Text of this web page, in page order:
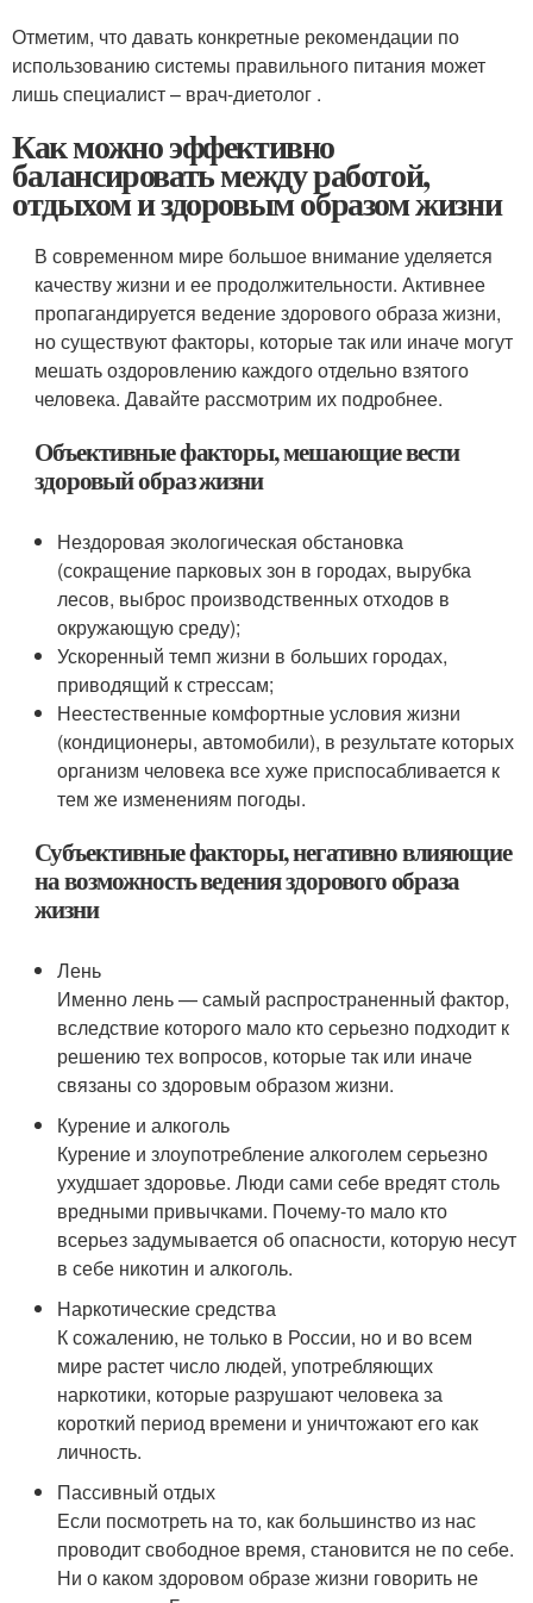
Отметим, что давать конкретные рекомендации по
использованию системы правильного питания может
лишь специалист – врач-диетолог .
Как можно эффективно
балансировать между работой,
отдыхом и здоровым образом жизни
В современном мире большое внимание уделяется
качеству жизни и ее продолжительности. Активнее
пропагандируется ведение здорового образа жизни,
но существуют факторы, которые так или иначе могут
мешать оздоровлению каждого отдельно взятого
человека. Давайте рассмотрим их подробнее.
Объективные факторы, мешающие вести
здоровый образ жизни
Нездоровая экологическая обстановка
(сокращение парковых зон в городах, вырубка
лесов, выброс производственных отходов в
окружающую среду);
Ускоренный темп жизни в больших городах,
приводящий к стрессам;
Неестественные комфортные условия жизни
(кондиционеры, автомобили), в результате которых
организм человека все хуже приспосабливается к
тем же изменениям погоды.
Субъективные факторы, негативно влияющие
на возможность ведения здорового образа
жизни
Лень
Именно лень — самый распространенный фактор,
вследствие которого мало кто серьезно подходит к
решению тех вопросов, которые так или иначе
связаны со здоровым образом жизни.
Курение и алкоголь
Курение и злоупотребление алкоголем серьезно
ухудшает здоровье. Люди сами себе вредят столь
вредными привычками. Почему-то мало кто
всерьез задумывается об опасности, которую несут
в себе никотин и алкоголь.
Наркотические средства
К сожалению, не только в России, но и во всем
мире растет число людей, употребляющих
наркотики, которые разрушают человека за
короткий период времени и уничтожают его как
личность.
Пассивный отдых
Если посмотреть на то, как большинство из нас
проводит свободное время, становится не по себе.
Ни о каком здоровом образе жизни говорить не